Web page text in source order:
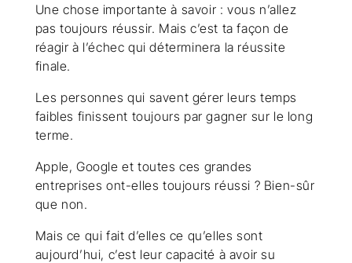
Une chose importante à savoir : vous n’allez
pas toujours réussir. Mais c’est ta façon de
réagir à l’échec qui déterminera la réussite
finale.
Les personnes qui savent gérer leurs temps
faibles finissent toujours par gagner sur le long
terme.
Apple, Google et toutes ces grandes
entreprises ont-elles toujours réussi ? Bien-sûr
que non.
Mais ce qui fait d’elles ce qu’elles sont
aujourd’hui, c’est leur capacité à avoir su